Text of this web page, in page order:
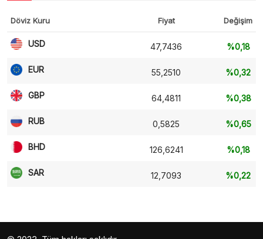
Döviz Kuru Fiyat Değişim
USD 47,7436 %0,18
EUR 55,2510 %0,32
GBP 64,4811 %0,38
RUB 0,5825 %0,65
BHD 126,6241 %0,18
SAR 12,7093 %0,22